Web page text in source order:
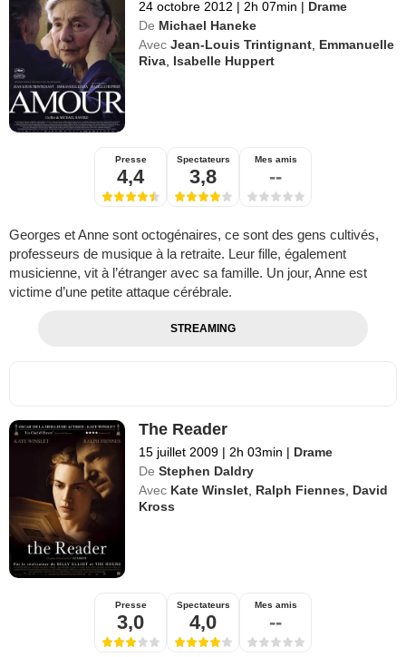
24 octobre 2012 | 2h 07min | Drame
De Michael Haneke
Avec Jean-Louis Trintignant Emmanuelle
Riva Isabelle Huppert
Presse
4,4
Spectateurs
3,8
Mes amis
--
Georges et Anne sont octogénaires, ce sont des gens cultivés,
professeurs de musique à la retraite. Leur fille, également
musicienne, vit à l’étranger avec sa famille. Un jour, Anne est
victime d’une petite attaque cérébrale.
STREAMING
The Reader
15 juillet 2009 | 2h 03min | Drame
De Stephen Daldry
Avec Kate Winslet Ralph Fiennes
David
Kross
Presse
3,0
Spectateurs
4,0
Mes amis
--